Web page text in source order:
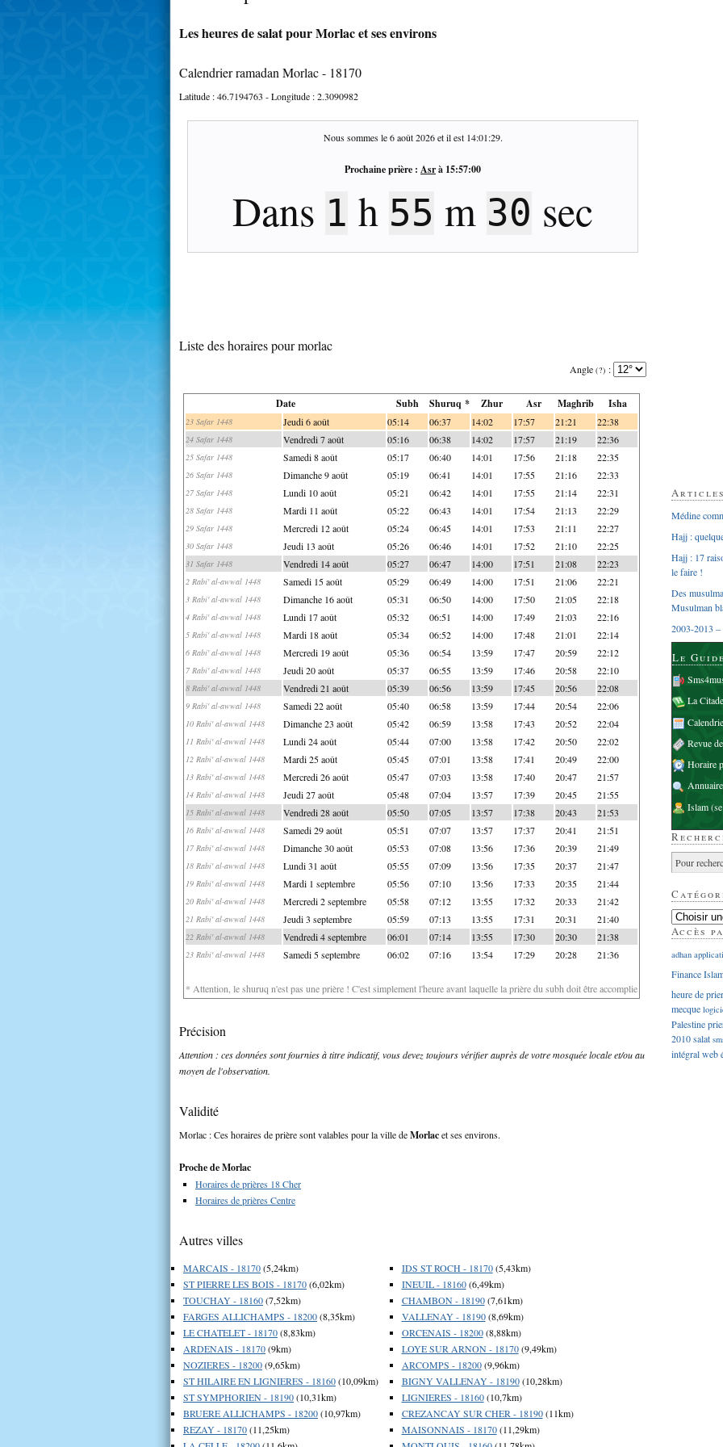
Les heures de salat pour Morlac et ses environs
Calendrier ramadan Morlac - 18170
Latitude :46.7194763 - Longitude :2.3090982
Nous sommes le6 août 2026et il est 14:01:30.
Prochaine prière : Asrà 15:57:00
Dans 1 h 55 m 29 sec
Liste des horaires pour morlac
Angle (?) :
Date Subh Shuruq * Zhur Asr Maghrib Isha
23 Safar 1448 Jeudi 6 août 05:14 06:37 14:02 17:57 21:21 22:38
24 Safar 1448 Vendredi 7 août 05:16 06:38 14:02 17:57 21:19 22:36
25 Safar 1448 Samedi 8 août 05:17 06:40 14:01 17:56 21:18 22:35
26 Safar 1448 Dimanche 9 août 05:19 06:41 14:01 17:55 21:16 22:33
27 Safar 1448 Lundi 10 août 05:21 06:42 14:01 17:55 21:14 22:31
28 Safar 1448 Mardi 11 août 05:22 06:43 14:01 17:54 21:13 22:29
29 Safar 1448 Mercredi 12 août 05:24 06:45 14:01 17:53 21:11 22:27
30 Safar 1448 Jeudi 13 août 05:26 06:46 14:01 17:52 21:10 22:25
31 Safar 1448 Vendredi 14 août 05:27 06:47 14:00 17:51 21:08 22:23
2 Rabi' al-awwal 1448 Samedi 15 août 05:29 06:49 14:00 17:51 21:06 22:21
3 Rabi' al-awwal 1448 Dimanche 16 août 05:31 06:50 14:00 17:50 21:05 22:18
4 Rabi' al-awwal 1448 Lundi 17 août 05:32 06:51 14:00 17:49 21:03 22:16
5 Rabi' al-awwal 1448 Mardi 18 août 05:34 06:52 14:00 17:48 21:01 22:14
6 Rabi' al-awwal 1448 Mercredi 19 août 05:36 06:54 13:59 17:47 20:59 22:12
7 Rabi' al-awwal 1448 Jeudi 20 août 05:37 06:55 13:59 17:46 20:58 22:10
8 Rabi' al-awwal 1448 Vendredi 21 août 05:39 06:56 13:59 17:45 20:56 22:08
9 Rabi' al-awwal 1448 Samedi 22 août 05:40 06:58 13:59 17:44 20:54 22:06
10 Rabi' al-awwal 1448 Dimanche 23 août 05:42 06:59 13:58 17:43 20:52 22:04
11 Rabi' al-awwal 1448 Lundi 24 août 05:44 07:00 13:58 17:42 20:50 22:02
12 Rabi' al-awwal 1448 Mardi 25 août 05:45 07:01 13:58 17:41 20:49 22:00
13 Rabi' al-awwal 1448 Mercredi 26 août 05:47 07:03 13:58 17:40 20:47 21:57
14 Rabi' al-awwal 1448 Jeudi 27 août 05:48 07:04 13:57 17:39 20:45 21:55
15 Rabi' al-awwal 1448 Vendredi 28 août 05:50 07:05 13:57 17:38 20:43 21:53
16 Rabi' al-awwal 1448 Samedi 29 août 05:51 07:07 13:57 17:37 20:41 21:51
17 Rabi' al-awwal 1448 Dimanche 30 août 05:53 07:08 13:56 17:36 20:39 21:49
18 Rabi' al-awwal 1448 Lundi 31 août 05:55 07:09 13:56 17:35 20:37 21:47
19 Rabi' al-awwal 1448 Mardi 1 septembre 05:56 07:10 13:56 17:33 20:35 21:44
20 Rabi' al-awwal 1448 Mercredi 2 septembre 05:58 07:12 13:55 17:32 20:33 21:42
21 Rabi' al-awwal 1448 Jeudi 3 septembre 05:59 07:13 13:55 17:31 20:31 21:40
22 Rabi' al-awwal 1448 Vendredi 4 septembre 06:01 07:14 13:55 17:30 20:30 21:38
23 Rabi' al-awwal 1448 Samedi 5 septembre 06:02 07:16 13:54 17:29 20:28 21:36
* Attention, le shuruq n'est pas une prière ! C'est simplement l'heure avant laquelle la prière du subh doit être accomplie
Précision
Attention : ces données sont fournies à titre indicatif, vous devez toujours vérifier auprès de votre mosquée locale et/ou au
moyen de l'observation.
Validité
Morlac : Ces horaires de prière sont valables pour la ville deMorlacet ses environs.
Proche de Morlac
Horaires de prières 18 Cher
Horaires de prières Centre
Autres villes
MARCAIS - 18170(5,24km)
ST PIERRE LES BOIS - 18170(6,02km)
TOUCHAY - 18160(7,52km)
FARGES ALLICHAMPS - 18200(8,35km)
LE CHATELET - 18170(8,83km)
ARDENAIS - 18170(9km)
NOZIERES - 18200(9,65km)
ST HILAIRE EN LIGNIERES - 18160(10,09km)
ST SYMPHORIEN - 18190(10,31km)
BRUERE ALLICHAMPS - 18200(10,97km)
REZAY - 18170(11,25km)
IDS ST ROCH - 18170(5,43km)
INEUIL - 18160(6,49km)
CHAMBON - 18190(7,61km)
VALLENAY - 18190(8,69km)
ORCENAIS - 18200(8,88km)
LOYE SUR ARNON - 18170(9,49km)
ARCOMPS - 18200(9,96km)
BIGNY VALLENAY - 18190(10,28km)
LIGNIERES - 18160(10,7km)
CREZANCAY SUR CHER - 18190(11km)
MAISONNAIS - 18170(11,29km)
Médine
Hajj :
Hajj : 17
le faire !
Des
Musulman
2003-2013 –
Le
La
Revue
Horaire
Islam
Accès
adhan
Finance
heure de
mecque
Palestine
2010salat
intégralweb